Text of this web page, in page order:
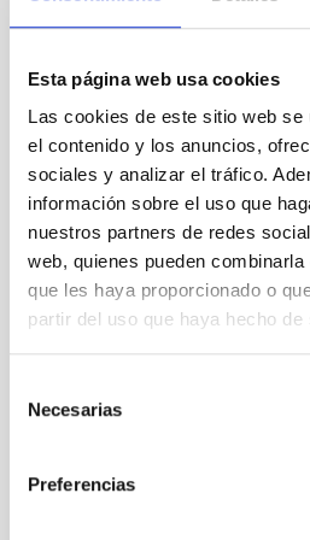
Esta página web usa cookies
Las cookies de este sitio web se
el contenido y los anuncios,
sociales y analizar el tráfico.
información sobre el uso que
nuestros partners de redes
web, quienes pueden
que les haya proporcionado o
partir del uso que haya hecho
Necesarias
Preferencias
Abril 2026(1)
Febrero 2026(3)
Diciembre 2025(2)
Noviembre 2025(1)
Octubre 2025(3)
Septiembre 2025(2)
Agosto 2025
Julio 2025
Junio 2025(1)
Abril 2025(1)
Marzo 2025(2)
Febrero 2025(1)
Septiembre 2024
Junio 2024(2)